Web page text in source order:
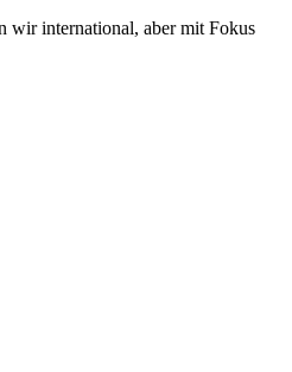
wir international, aber mit Fokus